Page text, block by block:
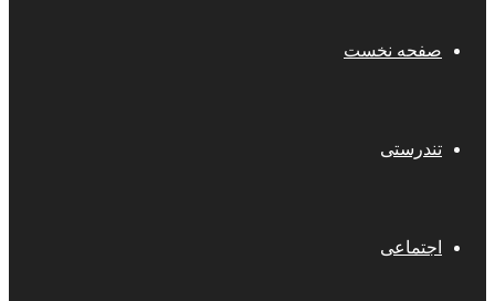
صفحه نخست
تندرستی
اجتماعی